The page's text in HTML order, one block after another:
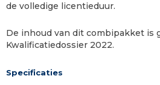
de volledige licentieduur.
De inhoud van dit combipakket is
Kwalificatiedossier 2022.
Specificaties